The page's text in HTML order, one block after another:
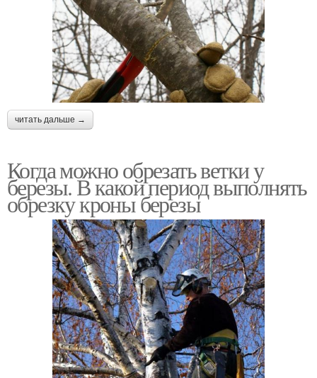
читать дальше →
Когда можно обрезать ветки у
березы. В какой период выполнять
обрезку кроны березы